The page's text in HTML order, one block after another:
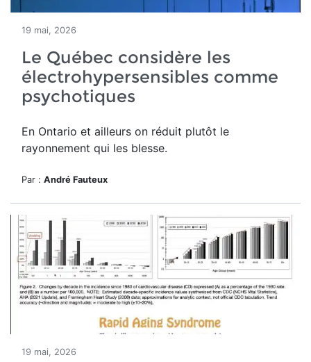
19 mai, 2026
Le Québec considère les
électrohypersensibles comme
psychotiques
En Ontario et ailleurs on réduit plutôt le
rayonnement qui les blesse.
Par : André Fauteux
19 mai, 2026